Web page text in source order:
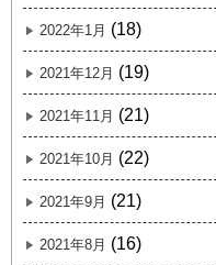
2022年1月 (18)
2021年12月 (19)
2021年11月 (21)
2021年10月 (22)
2021年9月 (21)
2021年8月 (16)